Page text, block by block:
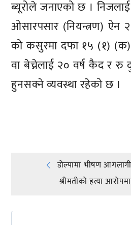
ब्यूरोले जनाएको छ ।
ओसारपसार (नियन्त्रण)
को कसुरमा दफा १५ (१) (क)
वा बेच्नेलाई २० वर्ष कैद र रु
हुनसक्ने व्यवस्था रहेको छ ।
Post
navigation
डोल्पामा भीषण
श्रीमतीको हत्या